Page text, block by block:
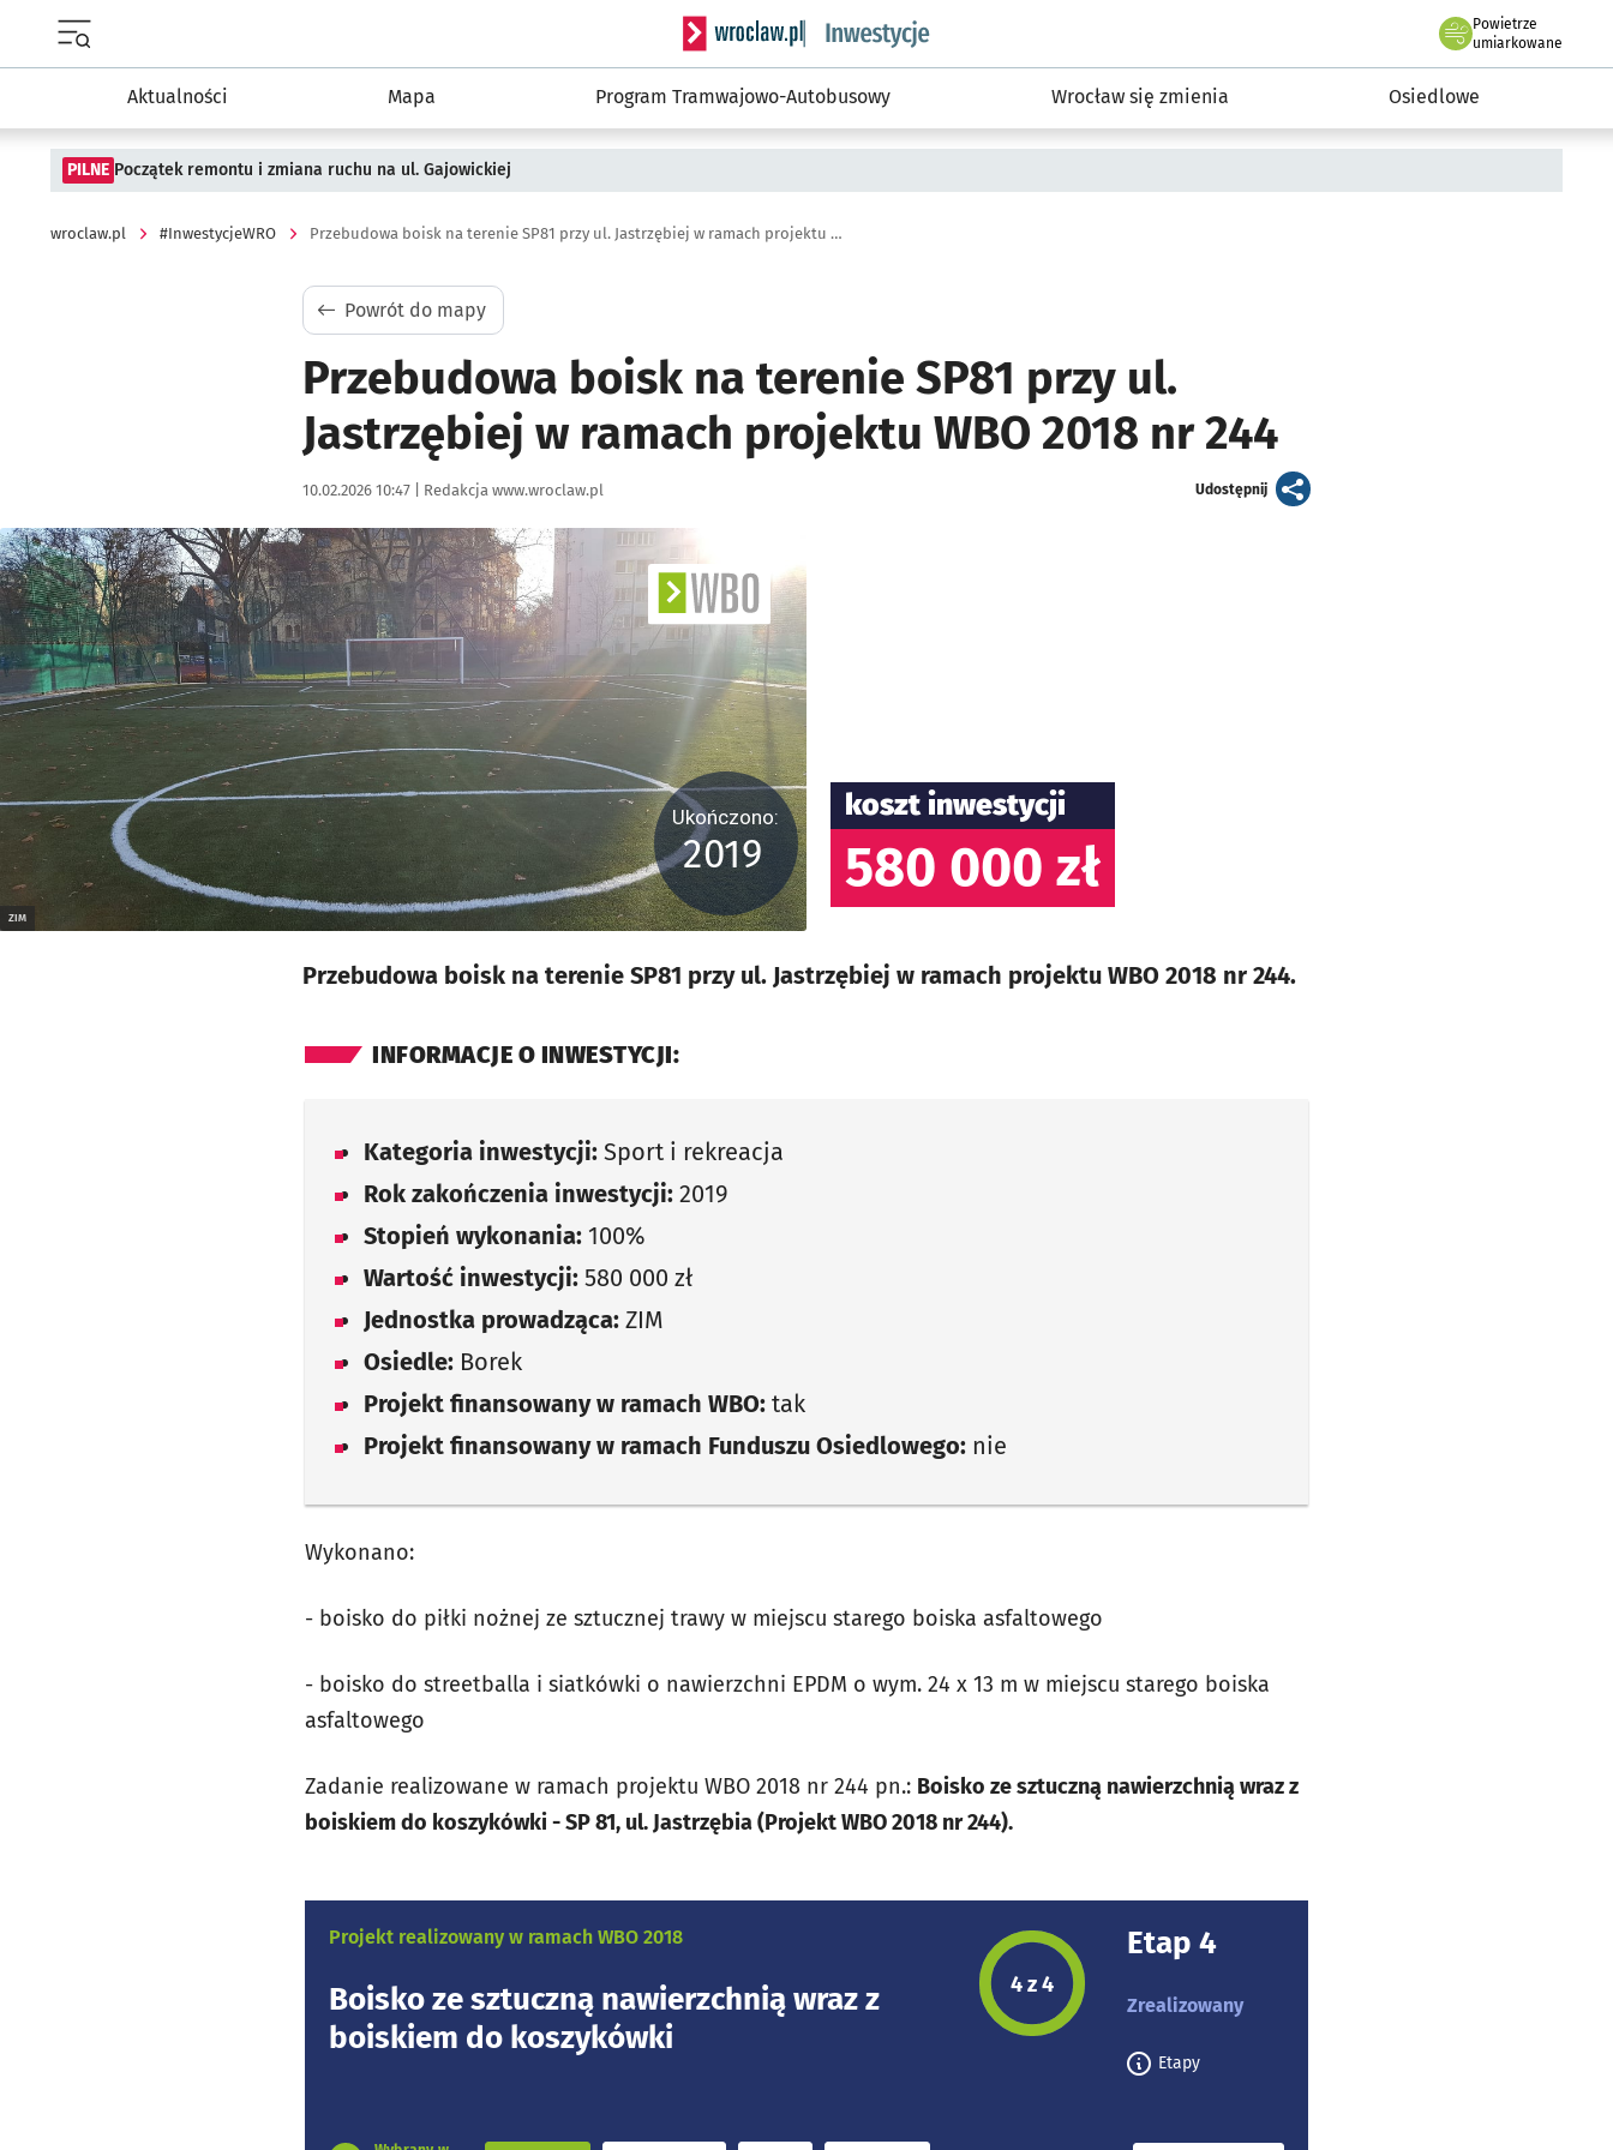
Serwis informacyjny wroclaw.pl podserwis: #InwestycjeWRO - miejskie inwestycje 2019-2032
Powietrze
we Wrocławiu
umiarkowane
Aktualności Mapa Program Tramwajowo-Autobusowy Wrocław się zmienia Osiedlowe
PILNE Początek remontu i zmiana ruchu na ul. Gajowickiej
wroclaw.pl #InwestycjeWRO Przebudowa boisk na terenie SP81 przy ul. Jastrzębiej w ramach projektu WBO 2018 nr 244
Powrót do mapy
Przebudowa boisk na terenie SP81 przy ul.
Jastrzębiej w ramach projektu WBO 2018 nr 244
Data publikacji:
10.02.2026 10:47 | Autor:
Redakcja www.wroclaw.pl Udostępnijartykuł
ZIM
Ukończono:
2019
koszt inwestycji
580 000 zł
Przebudowa boisk na terenie SP81 przy ul. Jastrzębiej w ramach projektu WBO 2018 nr 244.
INFORMACJE O INWESTYCJI:
Kategoria inwestycji: Sport i rekreacja
Rok zakończenia inwestycji: 2019
Stopień wykonania: 100%
Wartość inwestycji: 580 000 zł
Jednostka prowadząca: ZIM
Osiedle: Borek
Projekt finansowany w ramach WBO: tak
Projekt finansowany w ramach Funduszu Osiedlowego: nie
Wykonano:
- boisko do piłki nożnej ze sztucznej trawy w miejscu starego boiska asfaltowego
- boisko do streetballa i siatkówki o nawierzchni EPDM o wym. 24 x 13 m w miejscu starego boiska
asfaltowego
Zadanie realizowane w ramach projektu WBO 2018 nr 244 pn.: Boisko ze sztuczną nawierzchnią wraz z
boiskiem do koszykówki - SP 81, ul. Jastrzębia (Projekt WBO 2018 nr 244).
Projekt realizowany w ramach WBO 2018
Boisko ze sztuczną nawierzchnią wraz z
boiskiem do koszykówki
Etap projektu:
4 z 4
Etap 4
Zrealizowany
Etapy